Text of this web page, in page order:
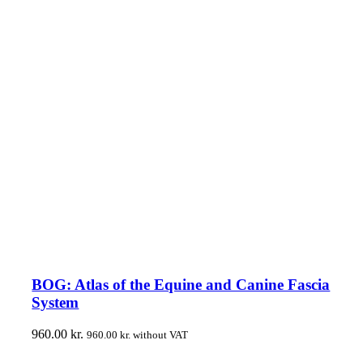
BOG: Atlas of the Equine and Canine Fascia
System
960.00kr. 960.00kr. without VAT